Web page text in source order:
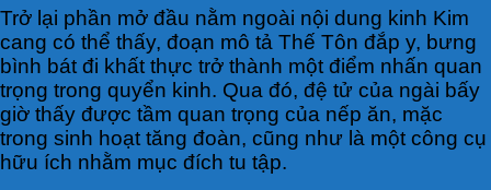
Trở lại phần mở đầu nằm ngoài nội dung kinh Kim
cang có thể thấy, đoạn mô tả Thế Tôn đắp y, bưng
bình bát đi khất thực trở thành một điểm nhấn quan
trọng trong quyển kinh. Qua đó, đệ tử của ngài bấy
giờ thấy được tầm quan trọng của nếp ăn, mặc
trong sinh hoạt tăng đoàn, cũng như là một công cụ
hữu ích nhằm mục đích tu tập.